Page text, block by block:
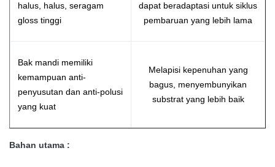
halus, halus, seragam
gloss tinggi
dapat beradaptasi untuk siklus
pembaruan yang lebih lama
Bak mandi memiliki
kemampuan anti-
penyusutan dan anti-polusi
yang kuat
Melapisi kepenuhan yang
bagus, menyembunyikan
substrat yang lebih baik
Bahan utama :